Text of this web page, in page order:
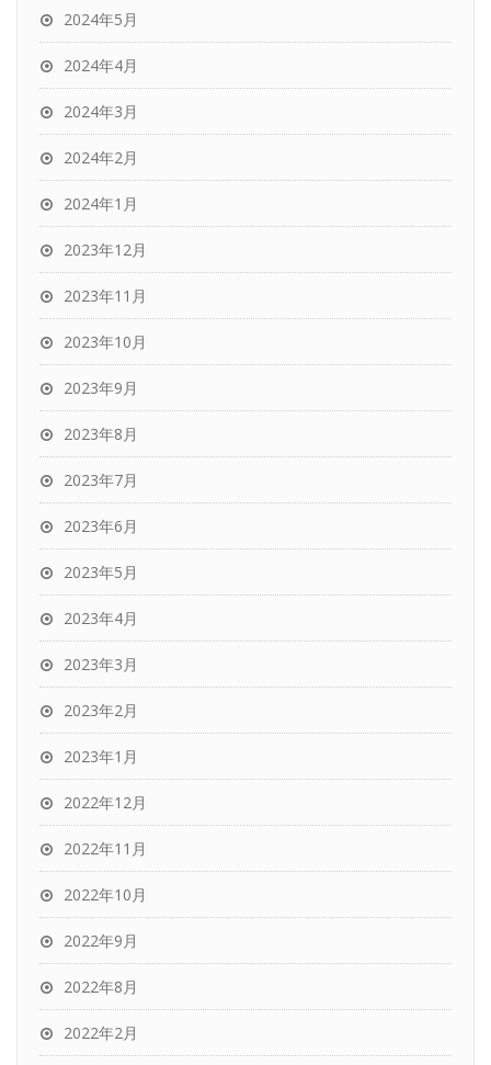
2024年5月
2024年4月
2024年3月
2024年2月
2024年1月
2023年12月
2023年11月
2023年10月
2023年9月
2023年8月
2023年7月
2023年6月
2023年5月
2023年4月
2023年3月
2023年2月
2023年1月
2022年12月
2022年11月
2022年10月
2022年9月
2022年8月
2022年2月